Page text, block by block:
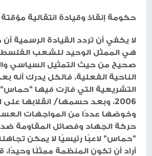
حكومة إنقاذ وقيادة انتقالية مؤقتة
لا يكفي أن تردد القيادة الرسمية أن
هي الممثل الوحيد للشعب
صحيح من حيث التمثيل السياسي
الناحية الفعلية، فالكل يدرك أنه
التشريعية التي فازت فيها
2006، وبعد حسمها/ انقلابها
وخوضها عددًا من المواجهات
حركة الجهاد وفصائل المقاومة ضد
"حماس" لاعبًا رئيسيًا لا يمكن
أراد أن تكون المنظمة ممثلًا وحيدًا،